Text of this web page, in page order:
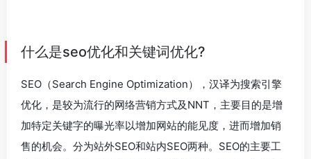
什么是seo优化和关键词优化?
SEO（Search Engine Optimization），汉译为搜索引擎
优化，是较为流行的网络营销方式及NNT，主要目的是增
加特定关键字的曝光率以增加网站的能见度，进而增加销
售的机会。分为站外SEO和站内SEO两种。SEO的主要工